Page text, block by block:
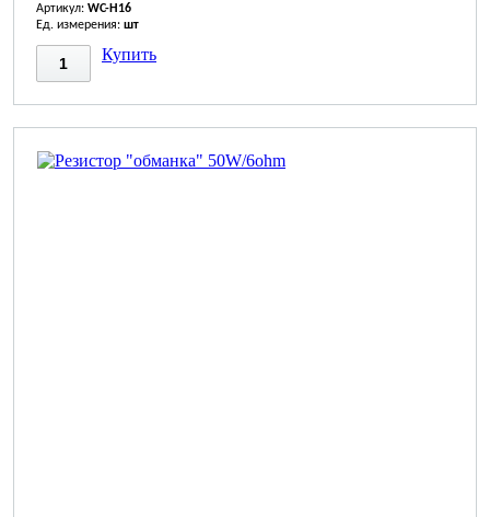
Артикул: WC-H16
Ед. измерения: шт
Купить